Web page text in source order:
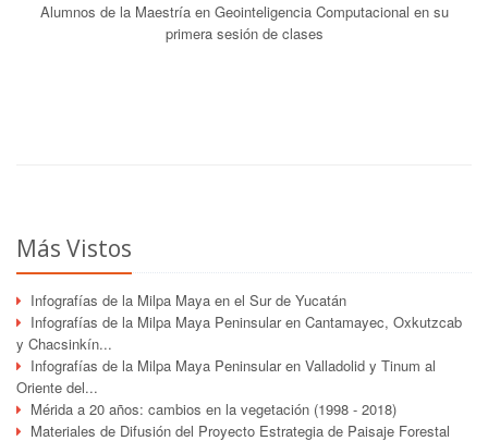
Alumnos de la Maestría en Geointeligencia Computacional en su
primera sesión de clases
Más Vistos
Infografías de la Milpa Maya en el Sur de Yucatán
Infografías de la Milpa Maya Peninsular en Cantamayec, Oxkutzcab
y Chacsinkín...
Infografías de la Milpa Maya Peninsular en Valladolid y Tinum al
Oriente del...
Mérida a 20 años: cambios en la vegetación (1998 - 2018)
Materiales de Difusión del Proyecto Estrategia de Paisaje Forestal